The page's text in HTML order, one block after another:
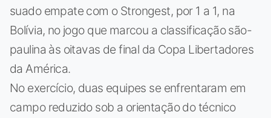
suado empate com o Strongest, por 1 a 1, na
Bolívia, no jogo que marcou a classificação são-
paulina às oitavas de final da Copa Libertadores
da América.
No exercício, duas equipes se enfrentaram em
campo reduzido sob a orientação do técnico